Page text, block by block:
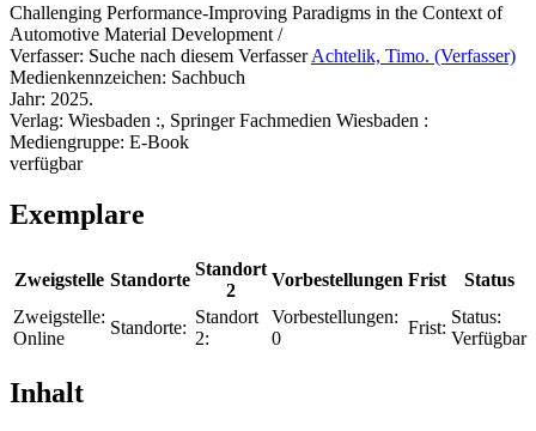
Challenging Performance-Improving Paradigms in the Context of
Automotive Material Development /
Verfasser: Suche nach diesem Verfasser Achtelik, Timo. (Verfasser)
Medienkennzeichen: Sachbuch
Jahr: 2025.
Verlag: Wiesbaden :, Springer Fachmedien Wiesbaden :
Mediengruppe: E-Book
verfügbar
Exemplare
Zweigstelle Standorte
Standort
2
Vorbestellungen Frist
Status
Zweigstelle:
Online
Standorte:
Standort
2:
Vorbestellungen:
0
Frist:
Status:
Verfügbar
Inhalt